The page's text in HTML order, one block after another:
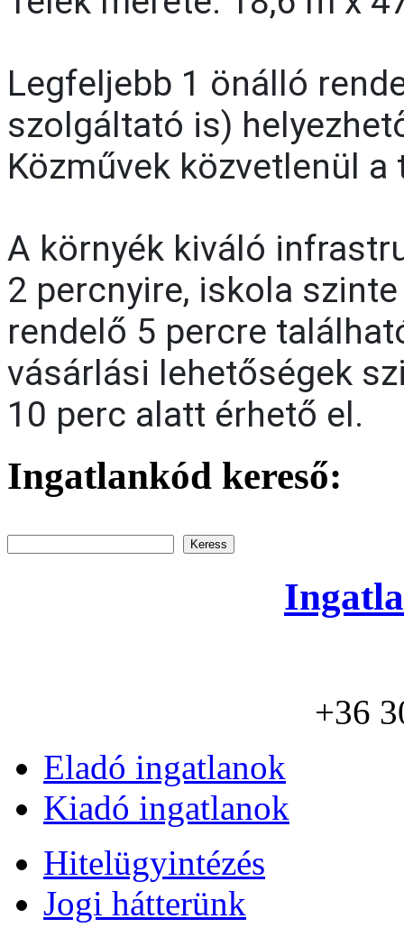
Legfeljebb 1 önálló
szolgáltató is)
Közművek közvetlenül
A környék kiváló
2 percnyire, iskola
rendelő 5 percre
vásárlási lehetőségek
10 perc alatt érhető el.
Ingatlankód kereső:
Keress
+36
Eladó ingatlanok
Kiadó ingatlanok
Hitelügyintézés
Jogi hátterünk